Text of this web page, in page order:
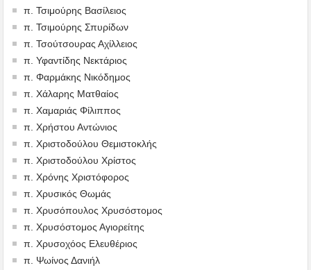
π. Τσιμούρης Βασίλειος
π. Τσιμούρης Σπυρίδων
π. Τσούτσουρας Αχίλλειος
π. Υφαντίδης Νεκτάριος
π. Φαρμάκης Νικόδημος
π. Χάλαρης Ματθαίος
π. Χαμαριάς Φίλιππος
π. Χρήστου Αντώνιος
π. Χριστοδούλου Θεμιστοκλής
π. Χριστοδούλου Χρίστος
π. Χρόνης Χριστόφορος
π. Χρυσικός Θωμάς
π. Χρυσόπουλος Χρυσόστομος
π. Χρυσόστομος Αγιορείτης
π. Χρυσοχόος Ελευθέριος
π. Ψωίνος Δανιήλ